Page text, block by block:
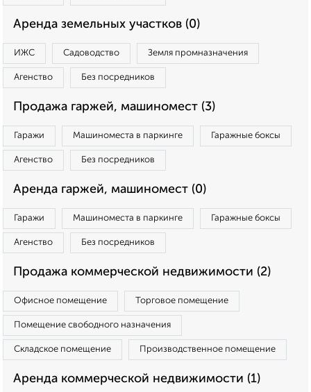
Аренда земельных участков (0)
ИЖС Садоводство Земля промназначения
Агенство Без посредников
Продажа гаржей, машиномест (3)
Гаражи Машиноместа в паркинге Гаражные боксы
Агенство Без посредников
Аренда гаржей, машиномест (0)
Гаражи Машиноместа в паркинге Гаражные боксы
Агенство Без посредников
Продажа коммерческой недвижимости (2)
Офисное помещение Торговое помещение
Помещение свободного назначения
Складское помещение Производственное помещение
Аренда коммерческой недвижимости (1)